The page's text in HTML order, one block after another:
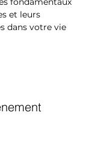
et leurs
dans votre vie